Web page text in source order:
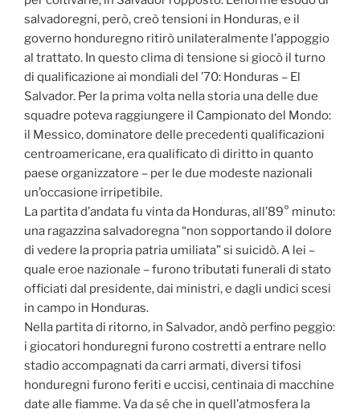
salvadoregni, però, creò tensioni in Honduras, e il
governo honduregno ritirò unilateralmente l’appoggio
al trattato. In questo clima di tensione si giocò il turno
di qualificazione ai mondiali del ’70: Honduras – El
Salvador. Per la prima volta nella storia una delle due
squadre poteva raggiungere il Campionato del Mondo:
il Messico, dominatore delle precedenti qualificazioni
centroamericane, era qualificato di diritto in quanto
paese organizzatore – per le due modeste nazionali
un’occasione irripetibile.
La partita d’andata fu vinta da Honduras, all’89° minuto:
una ragazzina salvadoregna “non sopportando il dolore
di vedere la propria patria umiliata” si suicidò. A lei –
quale eroe nazionale – furono tributati funerali di stato
officiati dal presidente, dai ministri, e dagli undici scesi
in campo in Honduras.
Nella partita di ritorno, in Salvador, andò perfino peggio:
i giocatori honduregni furono costretti a entrare nello
stadio accompagnati da carri armati, diversi tifosi
honduregni furono feriti e uccisi, centinaia di macchine
date alle fiamme. Va da sé che in quell’atmosfera la